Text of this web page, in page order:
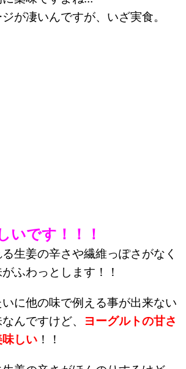
が凄いんですが、いざ実食。
いです！！！
生姜の辛さや繊維っぽさがなく
ふわっとします！！
いに他の味で例える事が出来ない
んですけど、 ヨーグルトの甘さ
しい ！！